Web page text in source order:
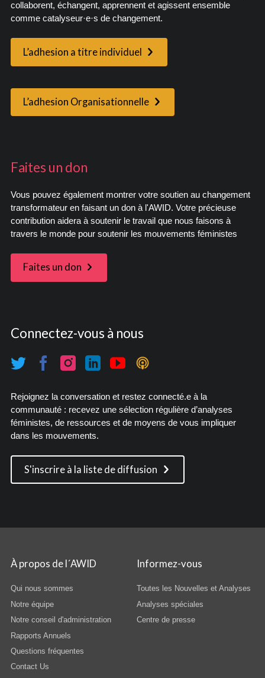
collaborent, échangent, apprennent et agissent ensemble
comme catalyseur·e·s de changement.
L’adhesion a titre individuel
L’adhesion Organisationnelle
Faites un don
Vous pouvez également montrer votre soutien au changement
transformateur en faisant un don à l'AWID. Votre précieuse
contribution aidera à soutenir le travail que nous faisons à
travers le monde pour soutenir les mouvements féministes
Faites un don
Connectez-vous à nous
Rejoignez la conversation et restez connecté.e à la
communauté : recevez une sélection régulière d’analyses
féministes, de ressources et de moyens de vous impliquer
dans les mouvements.
S'inscrire à la liste de diffusion
À propos de l´AWID
Qui nous sommes
Notre équipe
Notre conseil d'administration
Rapports Annuels
Questions fréquentes
Contact Us
Informez-vous
Toutes les Nouvelles et Analyses
Analyses spéciales
Centre de presse